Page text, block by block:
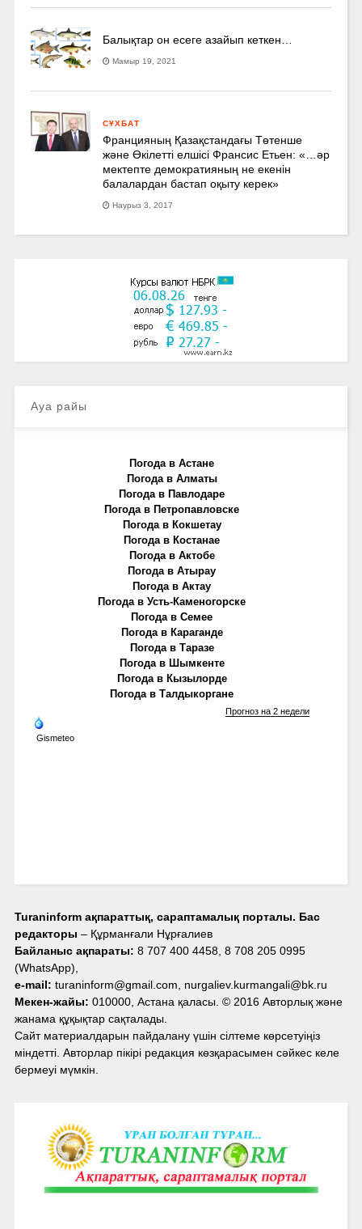
Балықтар он есеге азайып кеткен…
Мамыр 19, 2021
СҰХБАТ
Францияның Қазақстандағы Төтенше
және Өкілетті елшісі Франсис Етьен: «…әр
мектепте демократияның не екенін
балалардан бастап оқыту керек»
Наурыз 3, 2017
Ауа райы
Погода в Астане
Погода в Алматы
Погода в Павлодаре
Погода в Петропавловске
Погода в Кокшетау
Погода в Костанае
Погода в Актобе
Погода в Атырау
Погода в Актау
Погода в Усть-Каменогорске
Погода в Семее
Погода в Караганде
Погода в Таразе
Погода в Шымкенте
Погода в Кызылорде
Погода в Талдыкоргане
Gismeteo
Прогноз на 2 недели
Turaninform ақпараттық, сараптамалық порталы. Бас
редакторы – Құрманғали Нұрғалиев
Байланыс ақпараты: 8 707 400 4458, 8 708 205 0995
(WhatsApp),
e-mail: turaninform@gmail.com, nurgaliev.kurmangali@bk.ru
Мекен-жайы: 010000, Астана қаласы. © 2016 Авторлық және
жанама құқықтар сақталады.
Сайт материалдарын пайдалану үшін сілтеме көрсетуіңіз
міндетті. Авторлар пікірі редакция көзқарасымен сәйкес келе
бермеуі мүмкін.